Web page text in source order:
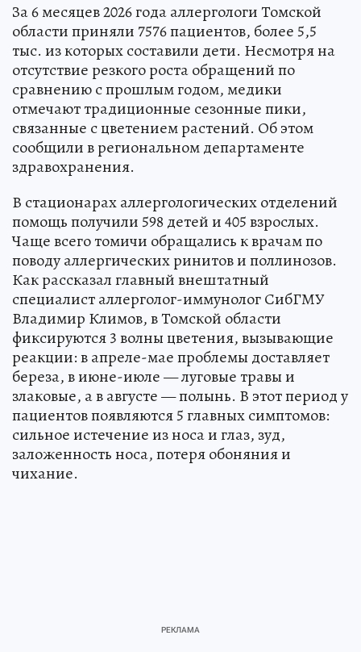
За 6 месяцев 2026 года аллергологи Томской
области приняли 7576 пациентов, более 5,5
тыс. из которых составили дети. Несмотря на
отсутствие резкого роста обращений по
сравнению с прошлым годом, медики
отмечают традиционные сезонные пики,
связанные с цветением растений. Об этом
сообщили в региональном департаменте
здравохранения.
В стационарах аллергологических отделений
помощь получили 598 детей и 405 взрослых.
Чаще всего томичи обращались к врачам по
поводу аллергических ринитов и поллинозов.
Как рассказал главный внештатный
специалист аллерголог-иммунолог СибГМУ
Владимир Климов, в Томской области
фиксируются 3 волны цветения, вызывающие
реакции: в апреле-мае проблемы доставляет
береза, в июне-июле — луговые травы и
злаковые, а в августе — полынь. В этот период у
пациентов появляются 5 главных симптомов:
сильное истечение из носа и глаз, зуд,
заложенность носа, потеря обоняния и
чихание.